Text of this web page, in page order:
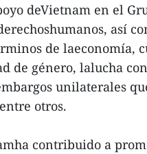
deVietnam en el
así
de laeconomía,
de género, lalucha
unilaterales
otros.
contribuido a